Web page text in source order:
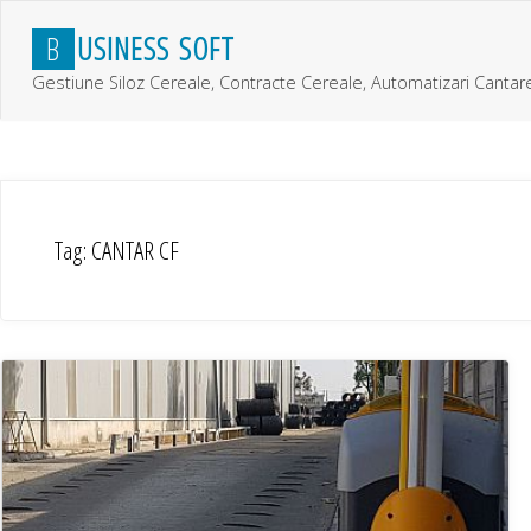
content
B USINESS SOFT
Gestiune Siloz Cereale, Contracte Cereale, Automatizari
Tag: CANTAR CF